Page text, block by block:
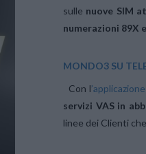
sulle nuove SIM
numerazioni 89X
MONDO3 SU
Con l
servizi VAS in
linee dei Clienti